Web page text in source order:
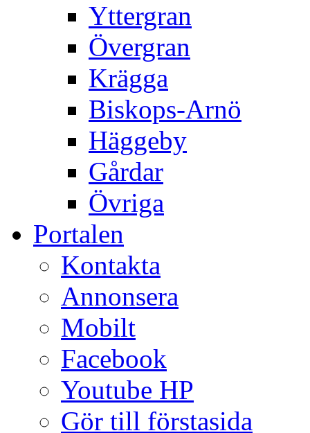
Yttergran
Övergran
Krägga
Biskops-Arnö
Häggeby
Gårdar
Övriga
Portalen
Kontakta
Annonsera
Mobilt
Facebook
Youtube HP
Gör till förstasida